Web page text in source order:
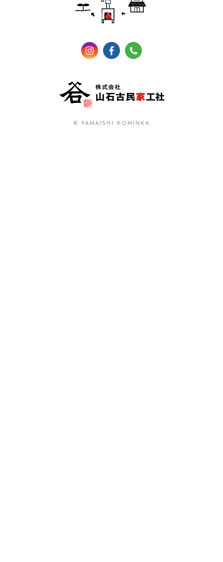
© YAMAISHI KOMINKA